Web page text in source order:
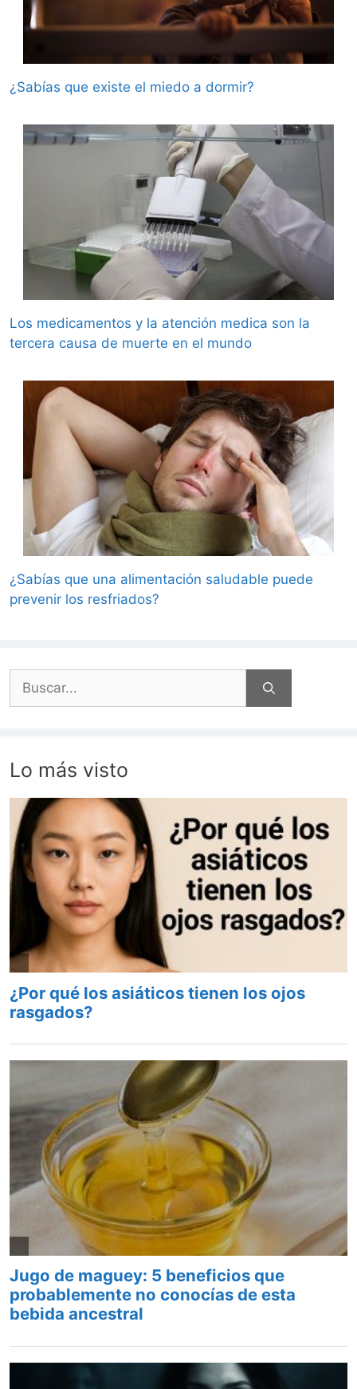
¿Sabías que existe el miedo a dormir?
Los medicamentos y la atención medica son la
tercera causa de muerte en el mundo
¿Sabías que una alimentación saludable puede
prevenir los resfriados?
Buscar:
Lo más visto